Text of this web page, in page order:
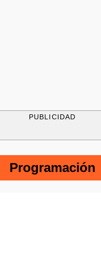
PUBLICIDAD
Programación